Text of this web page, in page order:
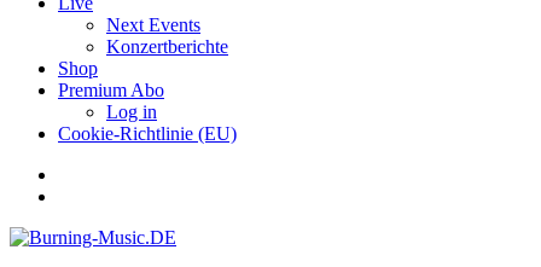
Next Events
Konzertberichte
Shop
Premium Abo
Log in
Cookie-Richtlinie (EU)